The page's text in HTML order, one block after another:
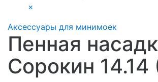
×
Аксессуары для минимоек
Пенная
Сорокин 14.14